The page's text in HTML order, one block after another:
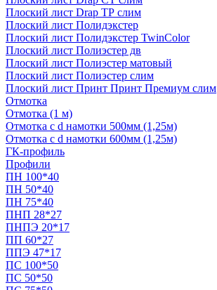
Плоский лист Drap ТР слим
Плоский лист Полидэкстер
Плоский лист Полидэкстер TwinColor
Плоский лист Полиэстер дв
Плоский лист Полиэстер матовый
Плоский лист Полиэстер слим
Плоский лист Принт Принт Премиум слим
Отмотка
Отмотка (1 м)
Отмотка с d намотки 500мм (1,25м)
Отмотка с d намотки 600мм (1,25м)
ГК-профиль
Профили
ПН 100*40
ПН 50*40
ПН 75*40
ПНП 28*27
ПНПЭ 20*17
ПП 60*27
ППЭ 47*17
ПС 100*50
ПС 50*50